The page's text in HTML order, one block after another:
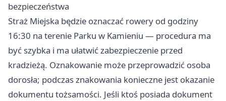
bezpieczeństwa
Straż Miejska będzie oznaczać rowery od godziny
16:30 na terenie Parku w Kamieniu — procedura ma
być szybka i ma ułatwić zabezpieczenie przed
kradzieżą. Oznakowanie może przeprowadzić osoba
dorosła; podczas znakowania konieczne jest okazanie
dokumentu tożsamości. Jeśli ktoś posiada dokument